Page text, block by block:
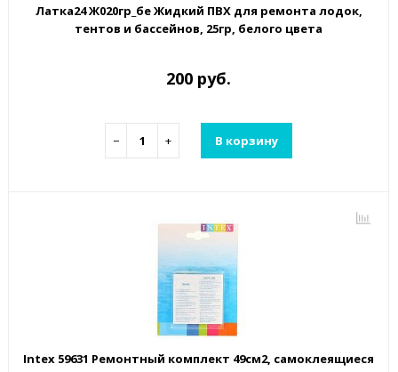
Латка24 Ж020гр_бе Жидкий ПВХ для ремонта лодок,
тентов и бассейнов, 25гр, белого цвета
200 руб.
− + В корзину
Intex 59631 Ремонтный комплект 49см2, самоклеящиеся